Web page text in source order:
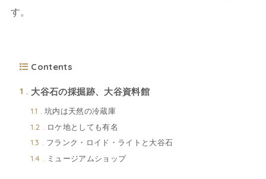
す。
Contents
1 大谷石の採掘跡、大谷資料館
1.1 坑内は天然の冷蔵庫
1.2 ロケ地としても有名
1.3 フランク・ロイド・ライトと大谷石
1.4 ミュージアムショップ